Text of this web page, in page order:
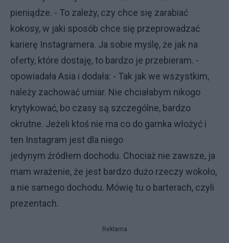
pieniądze. - To zależy, czy chce się zarabiać
kokosy, w jaki sposób chce się przeprowadzać
karierę Instagramera. Ja sobie myślę, że jak na
oferty, które dostaję, to bardzo je przebieram. -
opowiadała Asia i dodała: - Tak jak we wszystkim,
należy zachować umiar. Nie chciałabym nikogo
krytykować, bo czasy są szczególne, bardzo
okrutne. Jeżeli ktoś nie ma co do garnka włożyć i
ten Instagram jest dla niego
jedynym źródłem dochodu. Chociaż nie zawsze, ja
mam wrażenie, że jest bardzo dużo rzeczy wokoło,
a nie samego dochodu. Mówię tu o barterach, czyli
prezentach.
Reklama